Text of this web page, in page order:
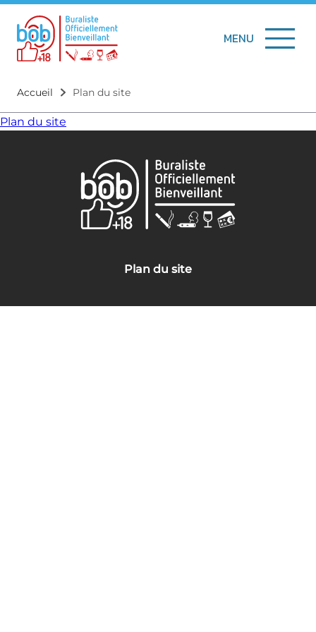
contenu
principal
MENU
d'Ariane
Accueil Plan du site
Plan du site
page
Plan du site